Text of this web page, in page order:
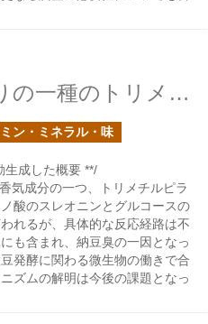
チョコレートの香りの一種のトリメチルピラジン
ン・ミネラル・味
生成した概要 **/
気成分の一つ、トリメチルピラ
酸のスレオニンとグルコースの
れるが、具体的な反応経路は不
も含まれ、納豆臭の一因となっ
発酵に関わる微生物の働きで合
ズムの解明は今後の課題となっ